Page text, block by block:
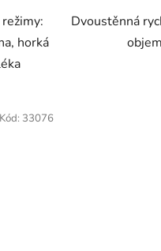
horká
Dvoustěnná
Kód: 33076